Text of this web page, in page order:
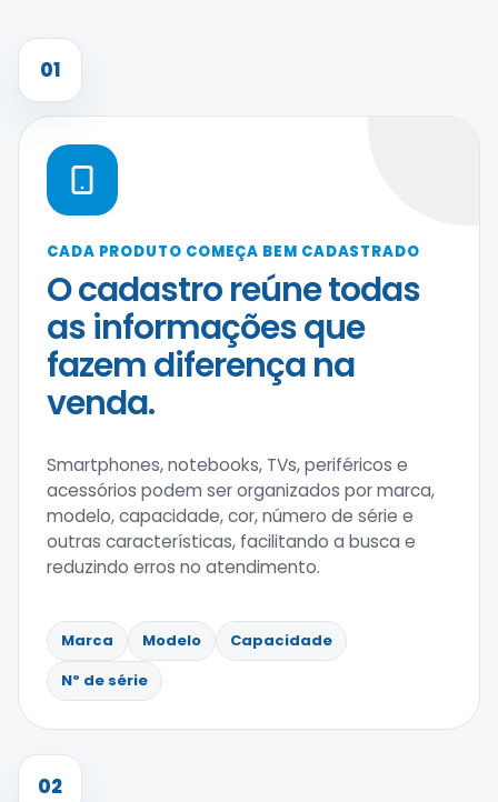
01
CADA PRODUTO COMEÇA BEM CADASTRADO
O cadastro reúne todas
as informações que
fazem diferença na
venda.
Smartphones, notebooks, TVs, periféricos e
acessórios podem ser organizados por marca,
modelo, capacidade, cor, número de série e
outras características, facilitando a busca e
reduzindo erros no atendimento.
Marca Modelo
Capacidade
Nº de série
02